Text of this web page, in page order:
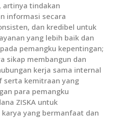
, artinya tindakan
informasi secara
dan kredibel untuk
yang lebih baik dan
pemangku kepentingan;
sikap membangun dan
kerja sama internal
serta kemitraan yang
para pemangku
ZISKA untuk
yang bermanfaat dan